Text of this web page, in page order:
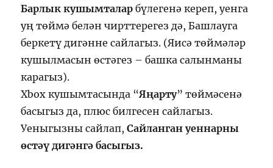
Барлык кушымталар бүлегенә кереп, уенга
уң төймә белән чирттерегез дә, Башлауга
беркетү дигәнне сайлагыз. (Яисә төймәләр
кушылмасын өстәгез – башка салынманы
карагыз).
Xbox кушымтасында “Яңарту” төймәсенә
басыгыз да, плюс билгесен сайлагыз.
Уеныгызны сайлап,Сайланган уеннарны
өстәү дигәнгә басыгыз.